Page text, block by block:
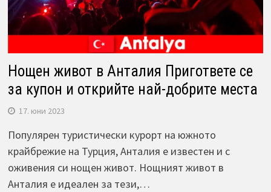
Нощен живот в Анталия Пригответе се
за купон и открийте най-добрите места
17. юни 2023
Популярен туристически курорт на южното
крайбрежие на Турция, Анталия е известен и с
оживения си нощен живот. Нощният живот в
Анталия е идеален за тези,…